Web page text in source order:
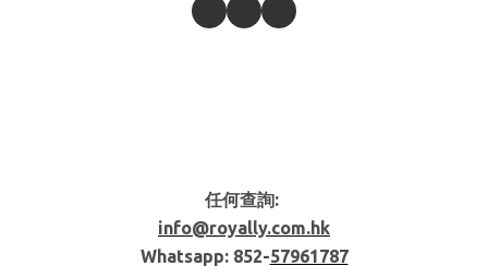
任何查詢:
info@royally.com.hk
Whatsapp: 852-57961787